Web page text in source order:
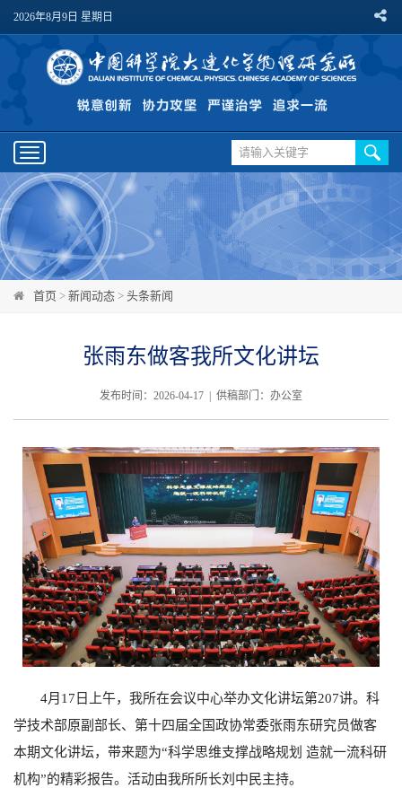
2026年8月9日 星期日
Toggle
navigation
首页 > 新闻动态 > 头条新闻
张雨东做客我所文化讲坛
发布时间：2026-04-17 | 供稿部门：办公室
4月17日上午，我所在会议中心举办文化讲坛第207讲。科
学技术部原副部长、第十四届全国政协常委张雨东研究员做客
本期文化讲坛，带来题为“科学思维支撑战略规划 造就一流科研
机构”的精彩报告。活动由我所所长刘中民主持。